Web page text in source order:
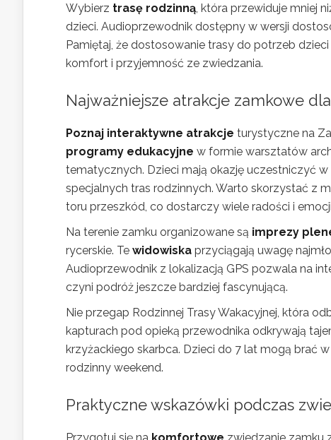
Wybierz trasę rodzinną , która przewiduje mniej
dzieci. Audioprzewodnik dostępny w wersji
Pamiętaj, że dostosowanie trasy do potrzeb
komfort i przyjemność ze zwiedzania.
Najważniejsze atrakcje zamkowe
Poznaj interaktywne atrakcje turystyczne na
programy edukacyjne w formie warsztatów
tematycznych. Dzieci mają okazję uczestniczyć w
specjalnych tras rodzinnych. Warto skorzystać z
toru przeszkód, co dostarczy wiele radości i
Na terenie zamku organizowane są imprezy
rycerskie. Te widowiska przyciągają uwagę
Audioprzewodnik z lokalizacją GPS pozwala na
czyni podróż jeszcze bardziej fascynującą.
Nie przegap Rodzinnej Trasy Wakacyjnej, która
kapturach pod opieką przewodnika odkrywają
krzyżackiego skarbca. Dzieci do 7 lat mogą brać
rodzinny weekend.
Praktyczne wskazówki podczas
Przygotuj się na komfortowe zwiedzanie zamku